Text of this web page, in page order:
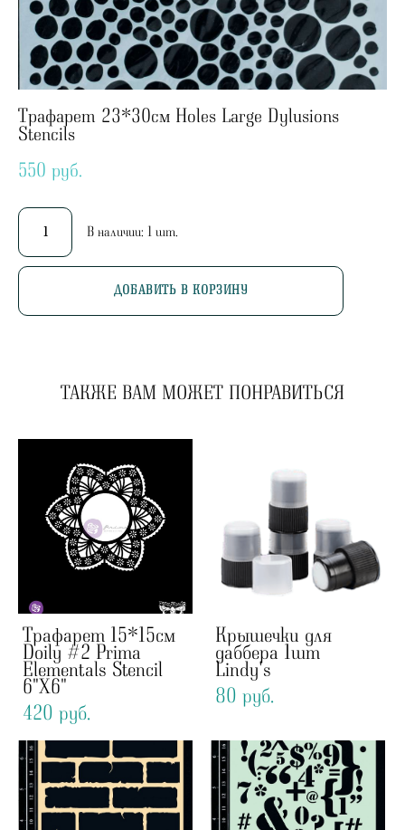
Трафарет 23*30см Holes Large Dylusions
Stencils
550 pуб.
В наличии: 1шт.
ДОБАВИТЬ В КОРЗИНУ
ТАКЖЕ ВАМ МОЖЕТ ПОНРАВИТЬСЯ
Трафарет 15*15см
Doily #2 Prima
Elementals Stencil
6"X6"
420 pуб.
Крышечки для
даббера 1шт
Lindy's
80 pуб.